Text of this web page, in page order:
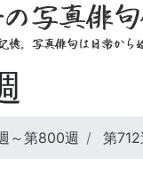
～第800週 第712